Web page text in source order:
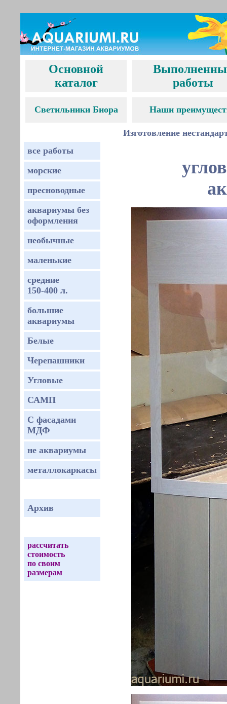
Основной
каталог
работы
Светильники Биора Наши
Изготовление
все работы
морские
пресноводные
аквариумы без
оформления
необычные
маленькие
средние
150-400 л.
большие
аквариумы
Белые
Черепашники
Угловые
САМП
С фасадами
МДФ
не аквариумы
металлокаркасы
Архив
рассчитать
стоимость
по своим
размерам